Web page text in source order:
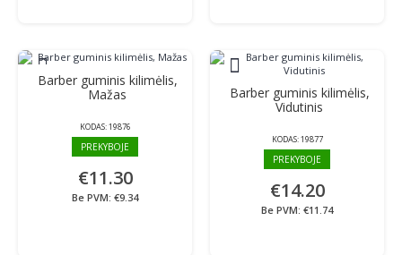
Barber guminis kilimėlis,
Mažas
KODAS:19876
PREKYBOJE
€11.30
Be PVM: €9.34
Barber guminis kilimėlis,
Vidutinis
KODAS:19877
PREKYBOJE
€14.20
Be PVM: €11.74